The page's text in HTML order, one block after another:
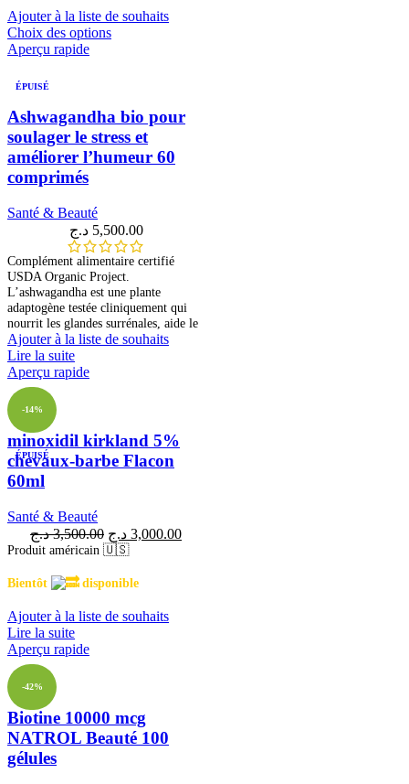
Ajouter à la liste de souhaits
Choix des options
Aperçu rapide
ÉPUISÉ
Ashwagandha bio pour
soulager le stress et
améliorer l’humeur 60
comprimés
Santé & Beauté
5,500.00 د.ج
Complément alimentaire certifié
USDA Organic Project.
L’ashwagandha est une plante
adaptogène testée cliniquement qui
nourrit les glandes surrénales, aide le
Ajouter à la liste de souhaits
Lire la suite
Aperçu rapide
-14%
ÉPUISÉ
minoxidil kirkland 5%
chevaux-barbe Flacon
60ml
Santé & Beauté
3,500.00 د.ج 3,000.00 د.ج
Produit américain 🇺🇸
Bientôt disponible
Ajouter à la liste de souhaits
Lire la suite
Aperçu rapide
-42%
Biotine 10000 mcg
NATROL Beauté 100
gélules